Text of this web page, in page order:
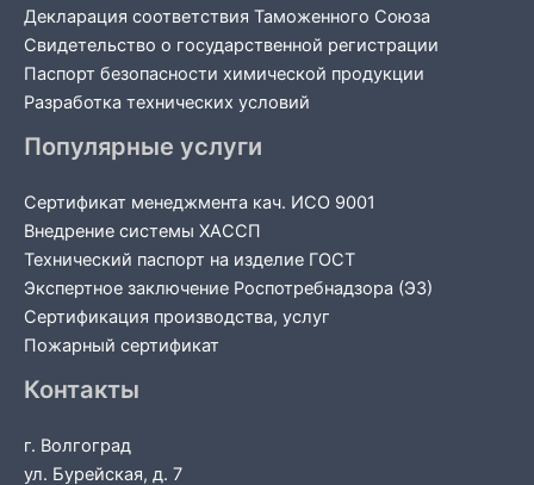
Декларация соответствия Таможенного Союза
Свидетельство о государственной регистрации
Паспорт безопасности химической продукции
Разработка технических условий
Популярные услуги
Сертификат менеджмента кач. ИСО 9001
Внедрение системы ХАССП
Технический паспорт на изделие ГОСТ
Экспертное заключение Роспотребнадзора (ЭЗ)
Сертификация производства, услуг
Пожарный сертификат
Контакты
г. Волгоград
ул. Бурейская, д. 7